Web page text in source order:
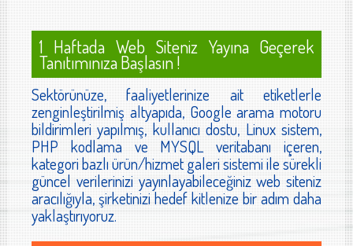
1 Haftada Web Siteniz Yayına Geçerek
Tanıtımınıza Başlasın !
Sektörünüze, faaliyetlerinize ait etiketlerle
zenginleştirilmiş altyapıda, Google arama motoru
bildirimleri yapılmış, kullanıcı dostu, Linux sistem,
PHP kodlama ve MYSQL veritabanı içeren,
kategori bazlı ürün/hizmet galeri sistemi ile sürekli
güncel verilerinizi yayınlayabileceğiniz web siteniz
aracılığıyla, şirketinizi hedef kitlenize bir adım daha
yaklaştırıyoruz.